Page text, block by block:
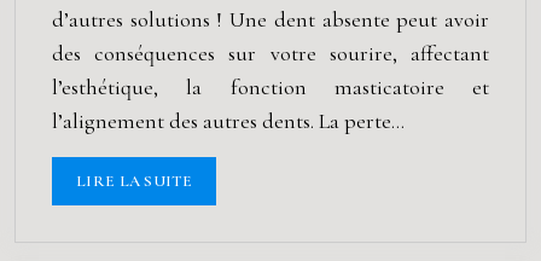
d’autres solutions ! Une dent absente peut avoir
des conséquences sur votre sourire, affectant
l’esthétique, la fonction masticatoire et
l’alignement des autres dents. La perte…
LIRE LA SUITE